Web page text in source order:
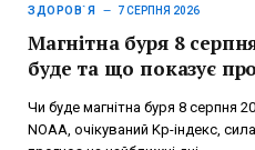
ЗДОРОВ`Я 7 СЕРПНЯ 2026
Магнітна буря 8
буде та що показує
Чи буде магнітна буря 8 серпня
NOAA, очікуваний Kp-індекс,